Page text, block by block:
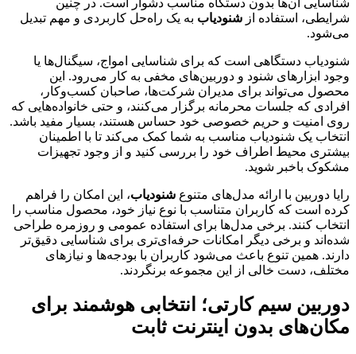
شناسایی آن‌ها بدون دستگاه مناسب دشوار است. در چنین
شرایطی، استفاده از شنودیاب به یک راه‌حل کاربردی و مهم تبدیل
می‌شود.
شنودیاب دستگاهی است که برای شناسایی امواج، سیگنال‌ها یا
وجود ابزارهای شنود و دوربین‌های مخفی به کار می‌رود. این
محصول می‌تواند برای مدیران شرکت‌ها، صاحبان کسب‌وکار،
افرادی که جلسات محرمانه برگزار می‌کنند، و حتی خانواده‌هایی که
روی امنیت و حریم خصوصی خود حساس هستند، بسیار مفید باشد.
انتخاب یک شنودیاب مناسب به شما کمک می‌کند تا با اطمینان
بیشتری محیط اطراف خود را بررسی کنید و از وجود تجهیزات
مشکوک باخبر شوید.
رایا دوربین با ارائه مدل‌های متنوع شنودیاب، این امکان را فراهم
کرده است که کاربران متناسب با نوع نیاز خود، محصول مناسب را
انتخاب کنند. برخی مدل‌ها برای استفاده عمومی و روزمره طراحی
شده‌اند و برخی دیگر امکانات حرفه‌ای‌تری برای شناسایی دقیق‌تر
دارند. همین تنوع باعث می‌شود کاربران با بودجه‌ها و نیازهای
مختلف، دست خالی از این مجموعه برنگردند.
دوربین سیم کارتی؛ انتخابی هوشمند برای
مکان‌های بدون اینترنت ثابت